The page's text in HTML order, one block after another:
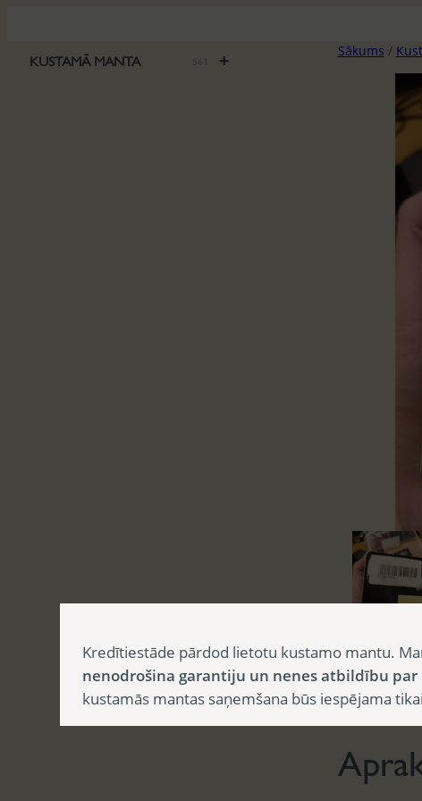
saturu
+
KUSTAMĀ MANTA
Sākums /
Apraksts
Kredītiestāde pārdod lietotu kustamo mantu.
nenodrošina garantiju un nenes atbildību
kustamās mantas saņemšana būs iespējama